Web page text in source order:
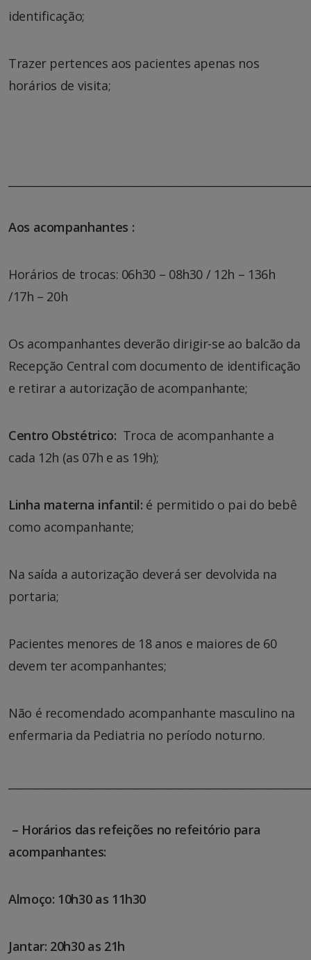
identificação;
Trazer pertences aos pacientes apenas nos
horários de visita;
Aos acompanhantes :
Horários de trocas: 06h30 – 08h30 / 12h – 136h
/17h – 20h
Os acompanhantes deverão dirigir-se ao balcão da
Recepção Central com documento de identificação
e retirar a autorização de acompanhante;
Centro Obstétrico: Troca de acompanhante a
cada 12h (as 07h e as 19h);
Linha materna infantil: é permitido o pai do bebê
como acompanhante;
Na saída a autorização deverá ser devolvida na
portaria;
Pacientes menores de 18 anos e maiores de 60
devem ter acompanhantes;
Não é recomendado acompanhante masculino na
enfermaria da Pediatria no período noturno.
– Horários das refeições no refeitório para
acompanhantes:
Almoço: 10h30 as 11h30
Jantar: 20h30 as 21h